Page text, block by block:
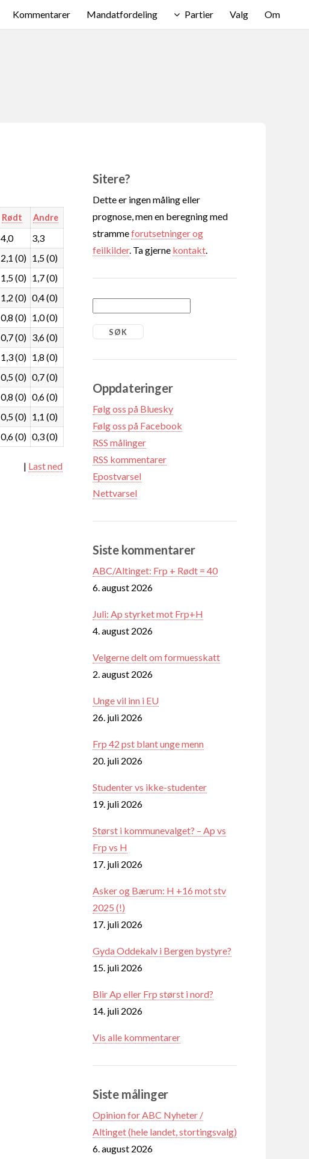
Kommentarer Mandatfordeling Partier Valg Om
Rødt Andre
4,0
3,3
2,1 (0) 1,5 (0)
1,5 (0) 1,7 (0)
1,2 (0) 0,4 (0)
0,8 (0) 1,0 (0)
0,7 (0) 3,6 (0)
1,3 (0) 1,8 (0)
0,5 (0) 0,7 (0)
0,8 (0) 0,6 (0)
0,5 (0) 1,1 (0)
0,6 (0) 0,3 (0)
| Last ned
Sitere?
Dette er ingen måling eller
prognose, men en beregning med
strammeforutsetninger og
feilkilder. Ta gjerne kontakt
Oppdateringer
Følg oss på Bluesky
Følg oss på Facebook
RSS målinger
RSS kommentarer
Epostvarsel
Nettvarsel
Siste kommentarer
ABC/Altinget: Frp + Rødt = 40
6. august 2026
Juli: Ap styrket mot Frp+H
4. august 2026
Velgerne delt om formuesskatt
2. august 2026
Unge vil inn i EU
26. juli 2026
Frp 42 pst blant unge menn
20. juli 2026
Studenter vs ikke-studenter
19. juli 2026
Størst i kommunevalget? – Ap vs
Frp vs H
17. juli 2026
Asker og Bærum: H +16 mot stv
2025 (!)
17. juli 2026
Gyda Oddekalv i Bergen bystyre?
15. juli 2026
Blir Ap eller Frp størst i nord?
14. juli 2026
Vis alle kommentarer
Siste målinger
Opinion for ABC Nyheter /
Altinget (hele landet, stortingsvalg)
6. august 2026